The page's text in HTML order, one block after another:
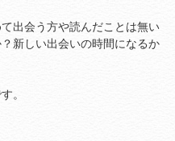
出会う方や読んだことは無い
新しい出会いの時間になるか
。